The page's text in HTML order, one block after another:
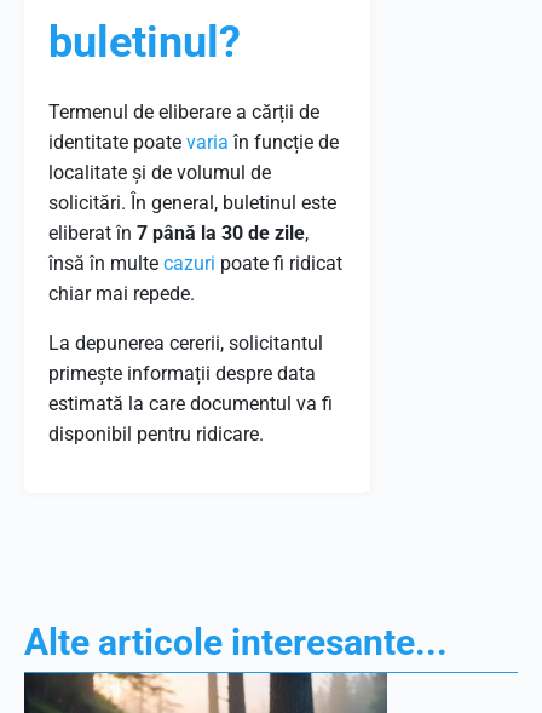
buletinul?
Termenul de eliberare a cărții de
identitate poate varia în funcție de
localitate și de volumul de
solicitări. În general, buletinul este
eliberat în 7 până la 30 de zile,
însă în multe cazuri poate fi ridicat
chiar mai repede.
La depunerea cererii, solicitantul
primește informații despre data
estimată la care documentul va fi
disponibil pentru ridicare.
Alte articole interesante...